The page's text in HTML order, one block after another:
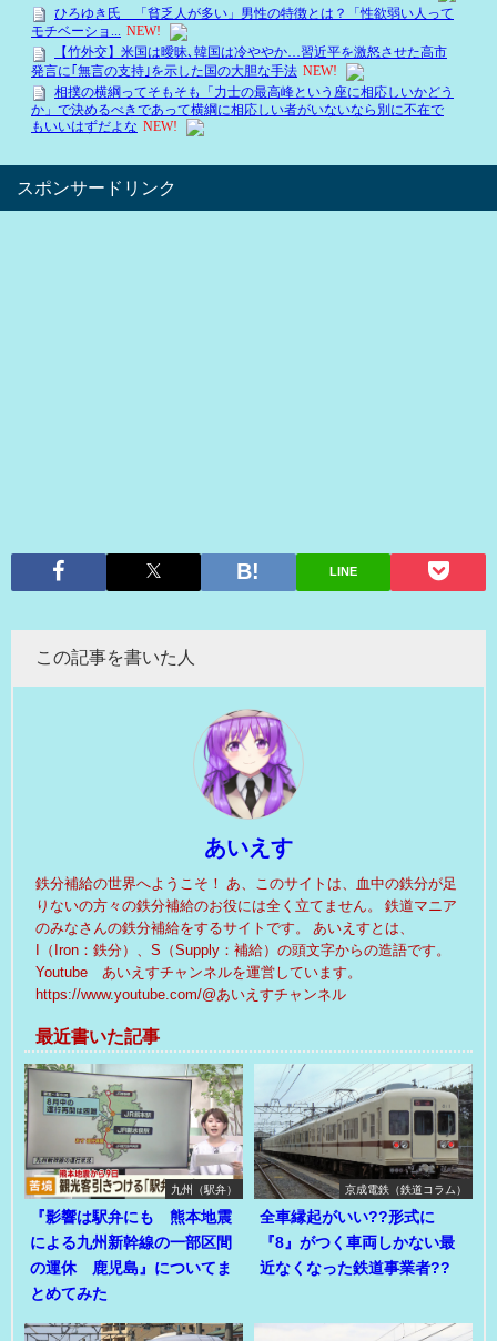
スポンサードリンク
LINE
この記事を書いた人
あいえす
鉄分補給の世界へようこそ！ あ、このサイトは、血中の鉄分が足
りないの方々の鉄分補給のお役には全く立てません。 鉄道マニア
のみなさんの鉄分補給をするサイトです。 あいえすとは、
I（Iron：鉄分）、S（Supply：補給）の頭文字からの造語です。
Youtube あいえすチャンネルを運営しています。
https://www.youtube.com/@あいえすチャンネル
最近書いた記事
九州（駅弁）
『影響は駅弁にも 熊本地震
による九州新幹線の一部区間
の運休 鹿児島』についてま
とめてみた
京成電鉄（鉄道コラム）
全車縁起がいい??形式に
『8』がつく車両しかない最
近なくなった鉄道事業者??